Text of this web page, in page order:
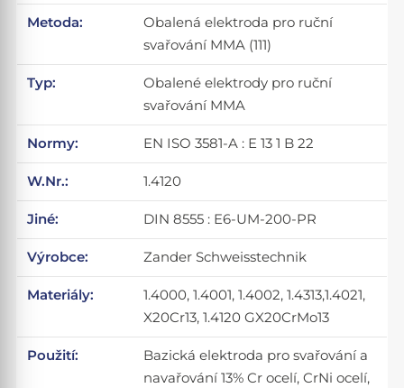
Metoda:
Obalená elektroda pro ruční
svařování MMA (111)
Typ:
Obalené elektrody pro ruční
svařování MMA
Normy: EN ISO 3581-A : E 13 1 B 22
W.Nr.: 1.4120
Jiné: DIN 8555 : E6-UM-200-PR
Výrobce: Zander Schweisstechnik
Materiály:
1.4000, 1.4001, 1.4002, 1.4313,1.4021,
X20Cr13, 1.4120 GX20CrMo13
Použití:
Bazická elektroda pro svařování a
navařování 13% Cr ocelí, CrNi ocelí,